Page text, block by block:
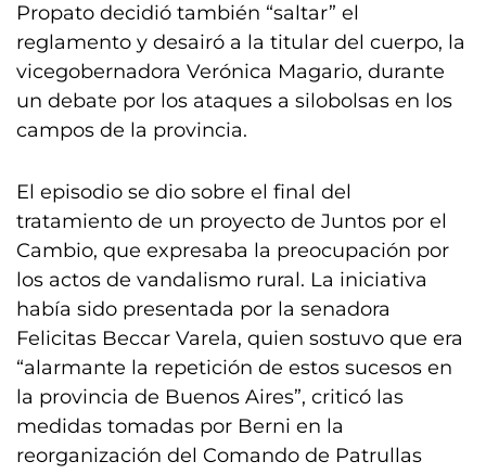
Propato decidió también “saltar” el
reglamento y desairó a la titular del cuerpo, la
vicegobernadora Verónica Magario, durante
un debate por los ataques a silobolsas en los
campos de la provincia.
El episodio se dio sobre el final del
tratamiento de un proyecto de Juntos por el
Cambio, que expresaba la preocupación por
los actos de vandalismo rural. La iniciativa
había sido presentada por la senadora
Felicitas Beccar Varela, quien sostuvo que era
“alarmante la repetición de estos sucesos en
la provincia de Buenos Aires”, criticó las
medidas tomadas por Berni en la
reorganización del Comando de Patrullas